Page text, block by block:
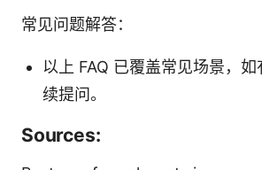
常见问题解答：
以上 FAQ 已覆盖常见场景，
续提问。
Sources: